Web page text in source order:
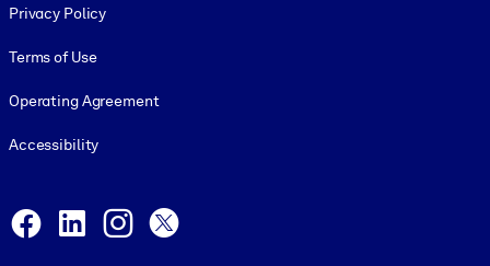
Privacy Policy
Terms of Use
Operating Agreement
Accessibility
Facebook
LinkedInInstagram